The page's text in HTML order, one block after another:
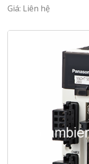
Giá: Liên hệ